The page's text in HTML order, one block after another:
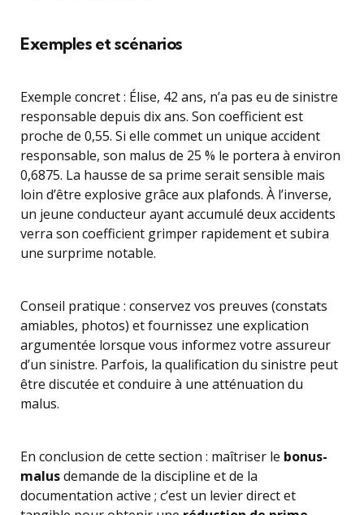
Exemples et scénarios
Exemple concret : Élise, 42 ans, n’a pas eu de sinistre
responsable depuis dix ans. Son coefficient est
proche de 0,55. Si elle commet un unique accident
responsable, son malus de 25 % le portera à environ
0,6875. La hausse de sa prime serait sensible mais
loin d’être explosive grâce aux plafonds. À l’inverse,
un jeune conducteur ayant accumulé deux accidents
verra son coefficient grimper rapidement et subira
une surprime notable.
Conseil pratique : conservez vos preuves (constats
amiables, photos) et fournissez une explication
argumentée lorsque vous informez votre assureur
d’un sinistre. Parfois, la qualification du sinistre peut
être discutée et conduire à une atténuation du
malus.
En conclusion de cette section : maîtriser le bonus-
malusdemande de la discipline et de la
documentation active ; c’est un levier direct et